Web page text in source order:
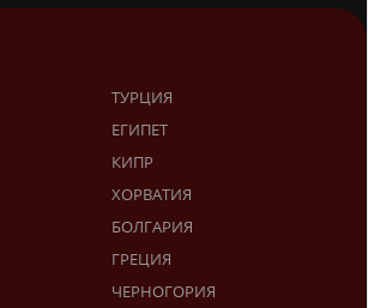
ТУРЦИЯ
ЕГИПЕТ
КИПР
ХОРВАТИЯ
БОЛГАРИЯ
ГРЕЦИЯ
ЧЕРНОГОРИЯ